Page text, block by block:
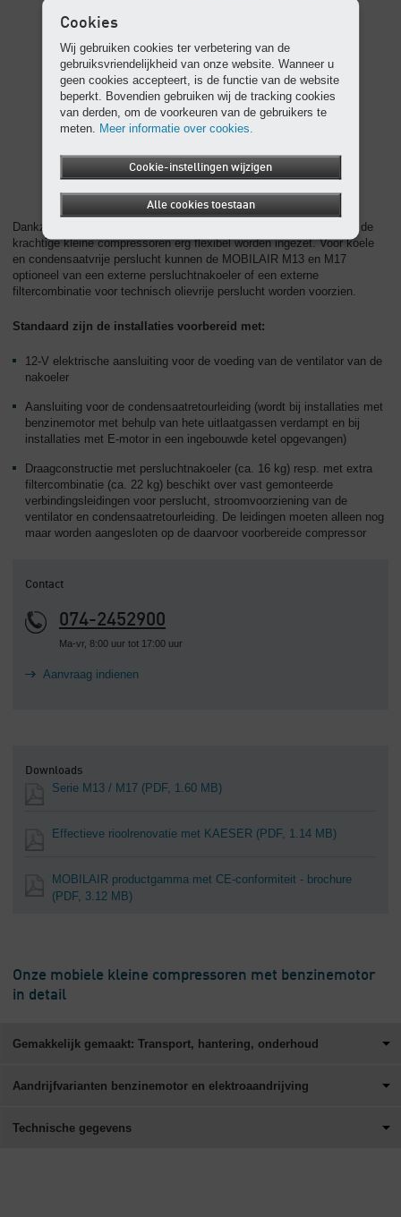
Dankzij de uiteenlopende opties voor persluchtbehandeling kunnen de
krachtige kleine compressoren erg flexibel worden ingezet. Voor koele
en condensaatvrije perslucht kunnen de MOBILAIR M13 en M17
optioneel van een externe persluchtnakoeler of een externe
filtercombinatie voor technisch olievrije perslucht worden voorzien.
Standaard zijn de installaties voorbereid met:
12-V elektrische aansluiting voor de voeding van de ventilator van de
nakoeler
Aansluiting voor de condensaatretourleiding (wordt bij installaties met
benzinemotor met behulp van hete uitlaatgassen verdampt en bij
installaties met E-motor in een ingebouwde ketel opgevangen)
Draagconstructie met persluchtnakoeler (ca. 16 kg) resp. met extra
filtercombinatie (ca. 22 kg) beschikt over vast gemonteerde
verbindingsleidingen voor perslucht, stroomvoorziening van de
ventilator en condensaatretourleiding. De leidingen moeten alleen nog
maar worden aangesloten op de daarvoor voorbereide compressor
Contact
074-2452900
Ma-vr, 8:00 uur tot 17:00 uur
Aanvraag indienen
Downloads
Serie M13 / M17 (PDF, 1.60 MB)
Effectieve rioolrenovatie met KAESER (PDF, 1.14 MB)
MOBILAIR productgamma met CE-conformiteit - brochure
(PDF, 3.12 MB)
Onze mobiele kleine compressoren met benzinemotor
in detail
Gemakkelijk gemaakt: Transport, hantering, onderhoud
Aandrijfvarianten benzinemotor en elektroaandrijving
Technische gegevens
Cookies
Wij gebruiken cookies ter verbetering van de
gebruiksvriendelijkheid van onze website. Wanneer u
geen cookies accepteert, is de functie van de website
beperkt. Bovendien gebruiken wij de tracking cookies
van derden, om de voorkeuren van de gebruikers te
meten. Meer informatie over cookies.
Cookie-instellingen wijzigen
Alle cookies toestaan